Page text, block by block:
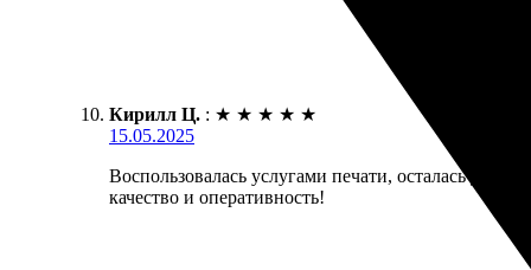
Кирилл Ц. : ★ ★ ★ ★ ★
15.05.2025
Воспользовалась услугами печати, осталась
качество и оперативность!